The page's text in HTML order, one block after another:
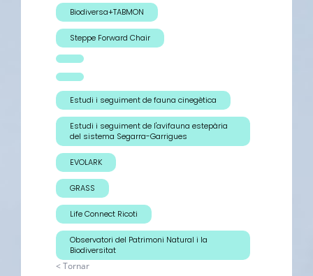
Biodiversa+TABMON
Steppe Forward Chair
Estudi i seguiment de fauna cinegètica
Estudi i seguiment de l'avifauna estepària
del sistema Segarra-Garrigues
EVOLARK
GRASS
Life Connect Ricoti
Observatori del Patrimoni Natural i la
Biodiversitat
< Tornar